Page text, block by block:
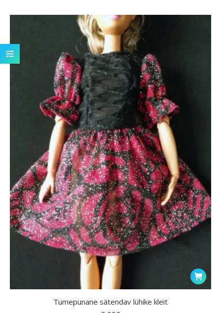
Tumepunane sätendav lühike kleit